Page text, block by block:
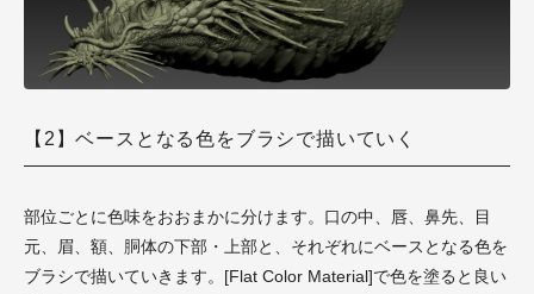
【2】ベースとなる色をブラシで描いていく
部位ごとに色味をおおまかに分けます。口の中、唇、鼻先、目
元、眉、額、胴体の下部・上部と、それぞれにベースとなる色を
ブラシで描いていきます。[Flat Color Material]で色を塗ると良い